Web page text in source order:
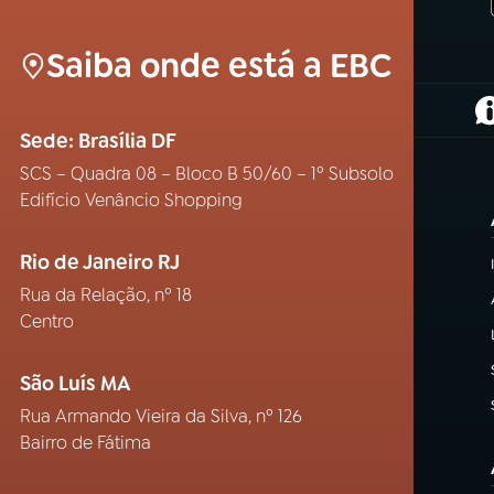
Saiba onde está a EBC
Sede: Brasília DF
SCS – Quadra 08 – Bloco B 50/60 – 1º Subsolo
Edifício Venâncio Shopping
Rio de Janeiro RJ
Rua da Relação, nº 18
Centro
São Luís MA
Rua Armando Vieira da Silva, nº 126
Bairro de Fátima